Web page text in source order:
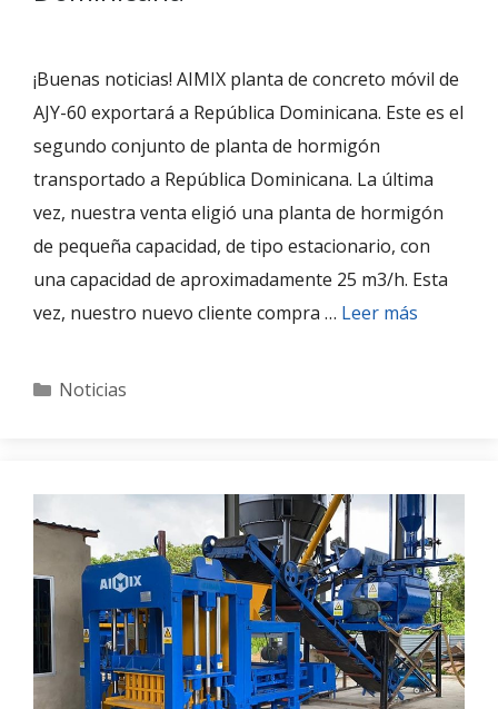
¡Buenas noticias! AIMIX planta de concreto móvil de
AJY-60 exportará a República Dominicana. Este es el
segundo conjunto de planta de hormigón
transportado a República Dominicana. La última
vez, nuestra venta eligió una planta de hormigón
de pequeña capacidad, de tipo estacionario, con
una capacidad de aproximadamente 25 m3/h. Esta
vez, nuestro nuevo cliente compra … Leer más
Categories
Noticias